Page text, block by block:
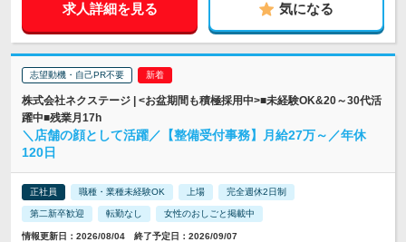
求人詳細を見る 気になる
志望動機・自己PR不要
株式会社ネクステージ | <お盆期間も積極採用中>■未経験OK&20～30代活
躍中■残業月17h
＼店舗の顔として活躍／【整備受付事務】月給27万～／年休
120日
正社員 職種・業種未経験OK 上場 完全週休2日制
第二新卒歓迎 転勤なし 女性のおしごと掲載中
情報更新日：2026/08/04 終了予定日：2026/09/07